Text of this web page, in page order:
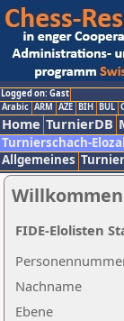
Logged on: Gast
Arabic ARM AZE BIH BUL
Home TurnierDB
Turnierschach-
Allgemeines
Nachname
Ebene
FIDE-Elolisten